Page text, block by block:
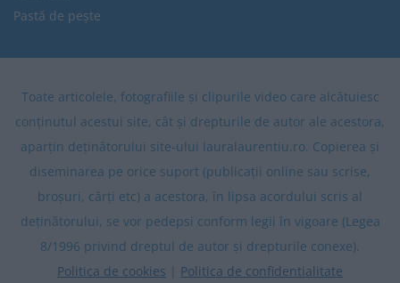
Pastă de pește
Toate articolele, fotografiile și clipurile video care alcătuiesc
conținutul acestui site, cât și drepturile de autor ale acestora,
aparțin deținătorului site-ului lauralaurentiu.ro. Copierea și
diseminarea pe orice suport (publicații online sau scrise,
broșuri, cărți etc) a acestora, în lipsa acordului scris al
deținătorului, se vor pedepsi conform legii în vigoare (Legea
8/1996 privind dreptul de autor și drepturile conexe).
Politica de cookies | Politica de confidentialitate